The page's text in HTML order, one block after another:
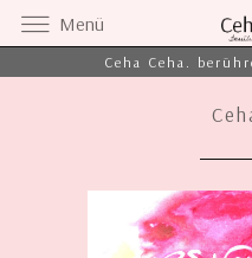
Ceha Ceha.
Menü